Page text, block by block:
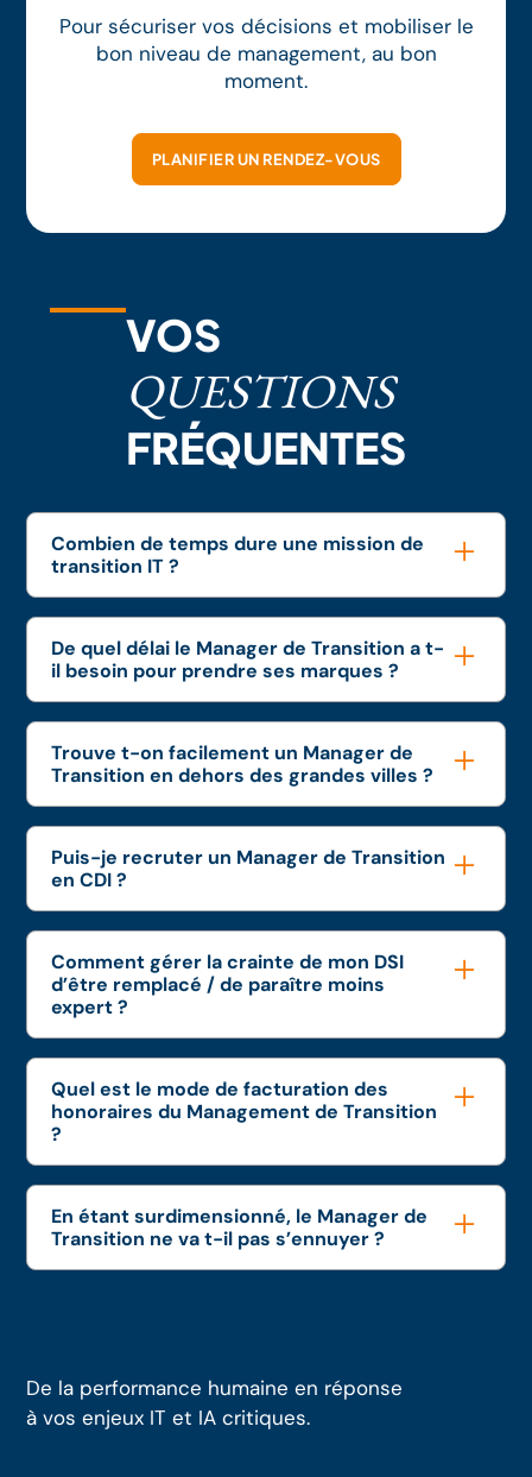
Pour sécuriser vos décisions et mobiliser le
bon niveau de management, au bon
moment.
PLANIFIER UN RENDEZ-VOUS
VOS
QUESTIONS
FRÉQUENTES
Combien de temps dure une mission de
transition IT ?
De quel délai le Manager de Transition a t-
il besoin pour prendre ses marques ?
Trouve t-on facilement un Manager de
Transition en dehors des grandes villes ?
Puis-je recruter un Manager de Transition
en CDI ?
Comment gérer la crainte de mon DSI
d’être remplacé / de paraître moins
expert ?
Quel est le mode de facturation des
honoraires du Management de Transition
?
En étant surdimensionné, le Manager de
Transition ne va t-il pas s’ennuyer ?
De la performance humaine en réponse
à vos enjeux IT et IA critiques.